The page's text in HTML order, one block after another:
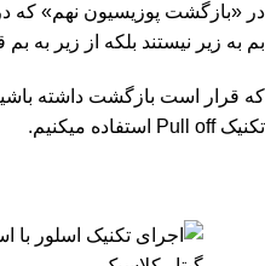
در «بازگشت پوزیسیون نهم» که در
بم به زیر نیستند بلکه از زیر به
که قرار است بازگشت داشته
تکنیک Pull off استفاده میکنیم.